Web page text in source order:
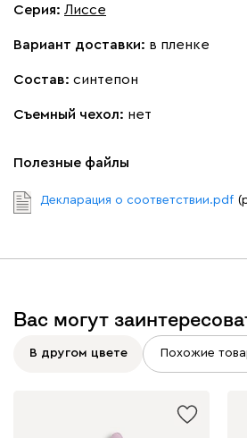
Серия: Лиссе
Вариант доставки: в пленке
Состав: синтепон
Съемный чехол: нет
Полезные файлы
Декларация о соответствии.pdf
Вас могут
В другом цвете Похожие